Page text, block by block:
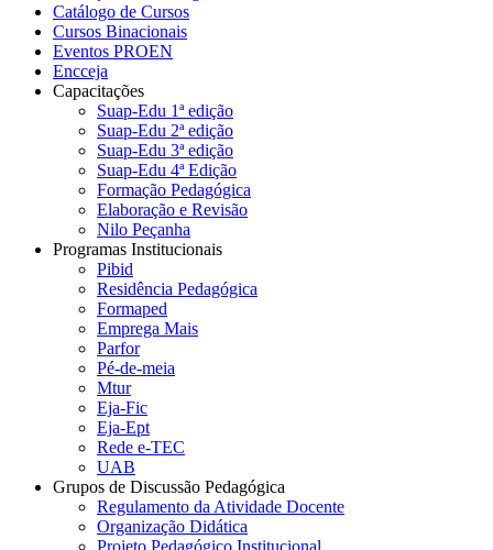
Catálogo de Cursos
Cursos Binacionais
Eventos PROEN
Encceja
Capacitações
Suap-Edu 1ª edição
Suap-Edu 2ª edição
Suap-Edu 3ª edição
Suap-Edu 4ª Edição
Formação Pedagógica
Elaboração e Revisão
Nilo Peçanha
Programas Institucionais
Pibid
Residência Pedagógica
Formaped
Emprega Mais
Parfor
Pé-de-meia
Mtur
Eja-Fic
Eja-Ept
Rede e-TEC
UAB
Grupos de Discussão Pedagógica
Regulamento da Atividade Docente
Organização Didática